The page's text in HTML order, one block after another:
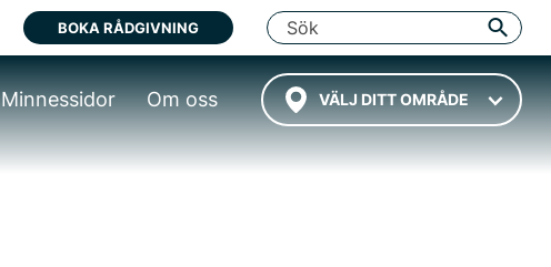
BOKA RÅDGIVNING
VÄLJ DITT OMRÅDE
Minnessidor Om oss